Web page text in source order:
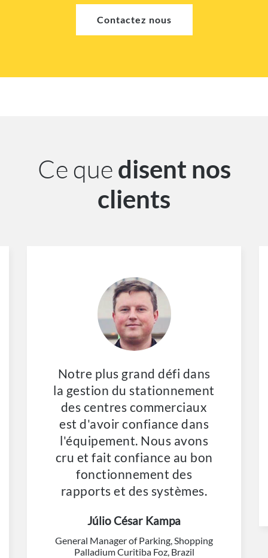
Contactez nous
Ce que disent nos
clients
Notre plus grand défi dans
la gestion du stationnement
des centres commerciaux
est d'avoir confiance dans
l'équipement. Nous avons
cru et fait confiance au bon
fonctionnement des
rapports et des systèmes.
Júlio César Kampa
General Manager of Parking, Shopping
Palladium Curitiba Foz, Brazil